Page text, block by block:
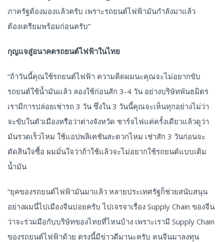
ภาครัฐต้องมองแล้วครับ เพราะรถยนต์ไฟฟ้ามันกำลังมาแล้ว
ต้องเตรียมพร้อมก่อนครับ”
กุญแจสู่อนาคตรถยนต์ไฟฟ้าในไทย
“ถ้าวันนี้คุณใช้รถยนต์ไฟฟ้า ความคิดผมนะคุณจะไม่อยากขับ
รถยนต์ใช้น้ำมันแล้ว ลองใช้ก่อนสัก 3-4 วัน อย่างบริษัทพันธมิตร
เรามีการปล่อยเช่ารถ 3 วัน ซึ่งใน 3 วันนี้คุณจะเห็นทุกอย่างไม่ว่า
จะขับในตัวเมืองหรือว่าต่างจังหวัด ชาร์จไฟแค่ครั้งเดียวแล้วดูว่า
มันรวดเร็วไหม ใช้แอปพลิเคชันสะดวกไหม เช่าสัก 3 วันก่อนจะ
ตัดสินใจซื้อ ผมมั่นใจว่าถ้าใช้แล้วจะไม่อยากใช้รถยนต์แบบเติม
น้ำมัน
“ยุคของรถยนต์ไฟฟ้ามันมาแล้ว หลายประเทศรัฐก็ช่วยสนับสนุน
อย่างผมนี่ไปเมืองจีนบ่อยครับ ไปเจรจาเรื่อง Supply Chain ของจีน
ว่าจะร่วมมือกับบริษัทของไทยที่ไหนบ้าง เพราะเรามี Supply Chain
ของรถยนต์ไฟฟ้าด้วย ตรงนี้มีข่าวดีมานะครับ คนจีนมาลงทุน